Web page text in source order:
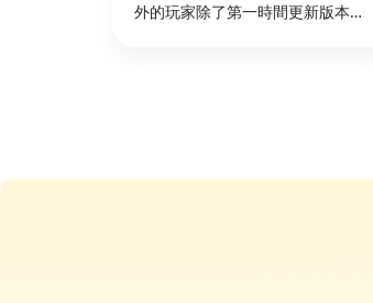
外的玩家除了第一時間更新版本，